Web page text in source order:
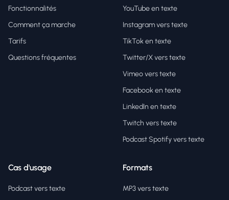
Fonctionnalités
Comment ça marche
Tarifs
Questions fréquentes
YouTube en texte
Instagram vers texte
TikTok en texte
Twitter/X vers texte
Vimeo vers texte
Facebook en texte
LinkedIn en texte
Twitch vers texte
Podcast Spotify vers texte
Cas d'usage
Podcast vers texte
Formats
MP3 vers texte